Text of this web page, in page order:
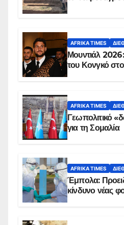
AFRIKA TIMES
Μουντιάλ
του Κονγκό
AFRIKA TIMES
Γεωπολιτικό
για τη Σομαλία
AFRIKA TIMES
Έμπολα:
κίνδυνο νέας